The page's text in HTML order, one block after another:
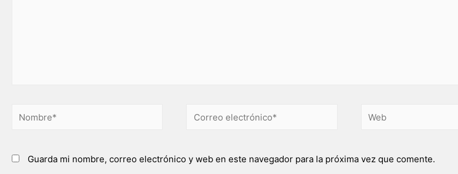
Guarda mi nombre, correo electrónico y web en este navegador para la próxima vez que comente.